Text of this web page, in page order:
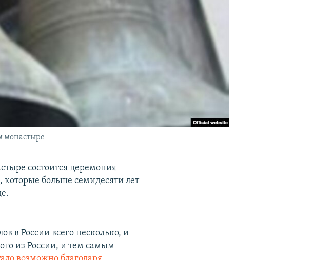
монастыре
состоится церемония
которые больше семидесяти лет
в России всего несколько, и
из России, и тем самым